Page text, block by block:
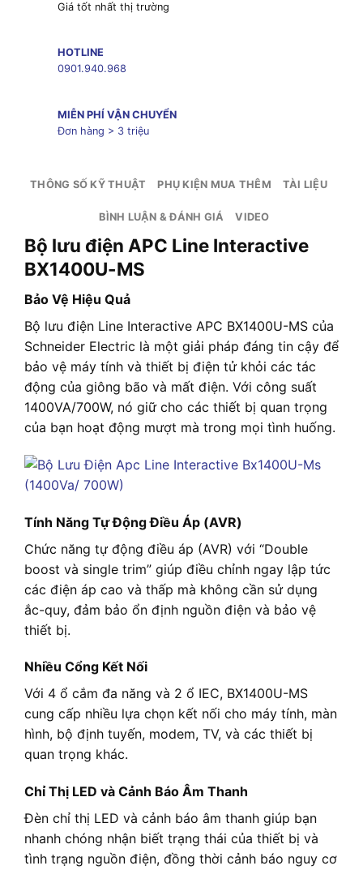
Giá tốt nhất thị trường
HOTLINE
0901.940.968
MIỄN PHÍ VẬN CHUYỂN
Đơn hàng > 3 triệu
THÔNG SỐ KỸ THUẬT PHỤ KIỆN MUA THÊM TÀI LIỆU
BÌNH LUẬN & ĐÁNH GIÁ VIDEO
Bộ lưu điện APC Line Interactive
BX1400U-MS
Bảo Vệ Hiệu Quả
Bộ lưu điện Line Interactive APC BX1400U-MS của
Schneider Electric là một giải pháp đáng tin cậy để
bảo vệ máy tính và thiết bị điện tử khỏi các tác
động của giông bão và mất điện. Với công suất
1400VA/700W, nó giữ cho các thiết bị quan trọng
của bạn hoạt động mượt mà trong mọi tình huống.
Tính Năng Tự Động Điều Áp (AVR)
Chức năng tự động điều áp (AVR) với “Double
boost và single trim” giúp điều chỉnh ngay lập tức
các điện áp cao và thấp mà không cần sử dụng
ắc-quy, đảm bảo ổn định nguồn điện và bảo vệ
thiết bị.
Nhiều Cổng Kết Nối
Với 4 ổ cắm đa năng và 2 ổ IEC, BX1400U-MS
cung cấp nhiều lựa chọn kết nối cho máy tính, màn
hình, bộ định tuyến, modem, TV, và các thiết bị
quan trọng khác.
Chỉ Thị LED và Cảnh Báo Âm Thanh
Đèn chỉ thị LED và cảnh báo âm thanh giúp bạn
nhanh chóng nhận biết trạng thái của thiết bị và
tình trạng nguồn điện, đồng thời cảnh báo nguy cơ